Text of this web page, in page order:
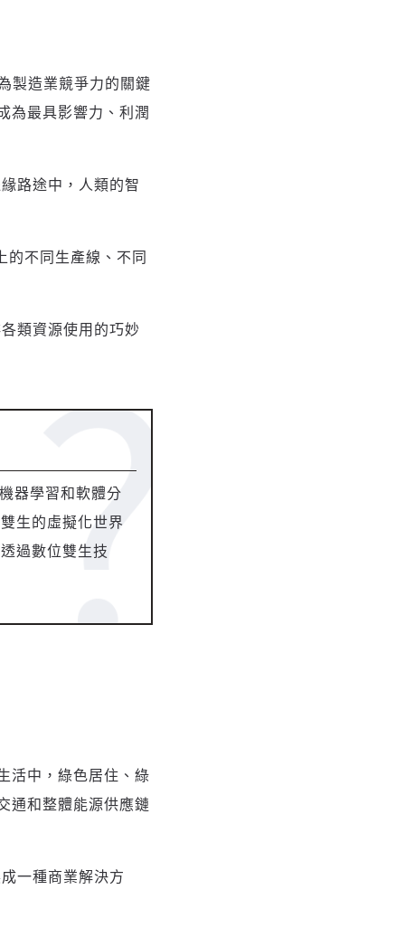
製造業競爭力的關鍵
為最具影響力、利潤
路途中，人類的智
的不同生產線、不同
類資源使用的巧妙
器學習和軟體分
生的虛擬化世界
過數位雙生技
活中，綠色居住、綠
通和整體能源供應鏈
一種商業解決方